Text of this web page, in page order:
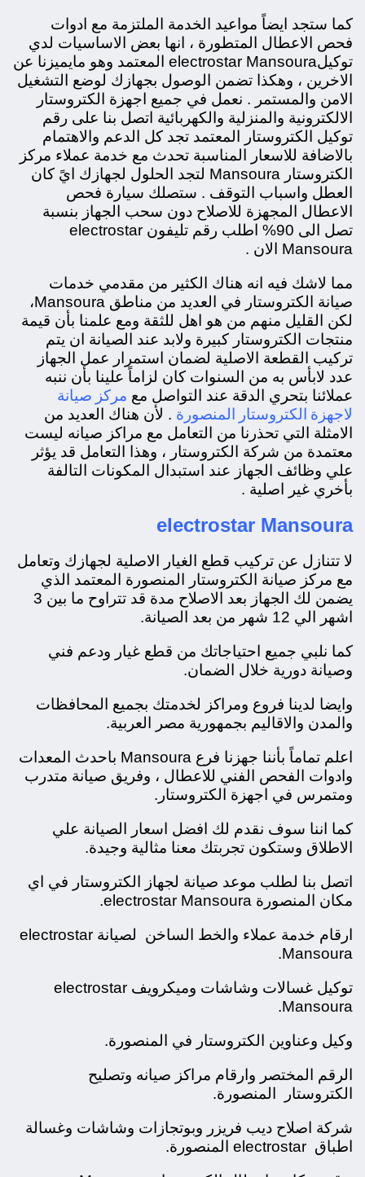
كما ستجد ايضاً مواعيد الخدمة الملتزمة مع ادوات
فحص الاعطال المتطورة ، انها بعض الاساسيات لدي
توكيلelectrostar Mansoura المعتمد وهو مايميزنا عن
الاخرين ، وهكذا تضمن الوصول بجهازك لوضع التشغيل
الامن والمستمر . نعمل في جميع اجهزة الكتروستار
الالكترونية والمنزلية والكهربائية اتصل بنا على رقم
توكيل الكتروستار المعتمد تجد كل الدعم والاهتمام
بالاضافة للاسعار المناسبة تحدث مع خدمة عملاء مركز
الكتروستار Mansoura لتجد الحلول لجهازك ايً كان
العطل واسباب التوقف . ستصلك سيارة فحص
الاعطال المجهزة للاصلاح دون سحب الجهاز بنسبة
تصل الى 90% اطلب رقم تليفون electrostar
Mansoura الان .
مما لاشك فيه انه هناك الكثير من مقدمي خدمات
صيانة الكتروستار في العديد من مناطق Mansoura،
لكن القليل منهم من هو اهل للثقة ومع علمنا بأن قيمة
منتجات الكتروستار كبيرة ولابد عند الصيانة ان يتم
تركيب القطعة الاصلية لضمان استمرار عمل الجهاز
عدد لابأس به من السنوات كان لزاماً علينا بأن ننبه
عملائنا بتحري الدقة عند التواصل مع مركز صيانة
لاجهزة الكتروستار المنصورة . لأن هناك العديد من
الامثلة التي تحذرنا من التعامل مع مراكز صيانه ليست
معتمدة من شركة الكتروستار ، وهذا التعامل قد يؤثر
علي وظائف الجهاز عند استبدال المكونات التالفة
بأخري غير اصلية .
electrostar Mansoura
لا تتنازل عن تركيب قطع الغيار الاصلية لجهازك وتعامل
مع مركز صيانة الكتروستار المنصورة المعتمد الذي
يضمن لك الجهاز بعد الاصلاح مدة قد تتراوح ما بين 3
اشهر الي 12 شهر من بعد الصيانة.
كما نلبي جميع احتياجاتك من قطع غيار ودعم فني
وصيانة دورية خلال الضمان.
وايضا لدينا فروع ومراكز لخدمتك بجميع المحافظات
والمدن والاقاليم بجمهورية مصر العربية.
اعلم تماماً بأننا جهزنا فرع Mansoura باحدث المعدات
وادوات الفحص الفني للاعطال ، وفريق صيانة متدرب
ومتمرس في اجهزة الكتروستار.
كما اننا سوف نقدم لك افضل اسعار الصيانة علي
الاطلاق وستكون تجربتك معنا مثالية وجيدة.
اتصل بنا لطلب موعد صيانة لجهاز الكتروستار في اي
مكان المنصورة electrostar Mansoura.
ارقام خدمة عملاء والخط الساخن لصيانة electrostar
Mansoura.
توكيل غسالات وشاشات وميكرويف electrostar
Mansoura.
وكيل وعناوين الكتروستار في المنصورة.
الرقم المختصر وارقام مراكز صيانه وتصليح
الكتروستار المنصورة.
شركة اصلاح ديب فريزر وبوتجازات وشاشات وغسالة
اطباق electrostar المنصورة.